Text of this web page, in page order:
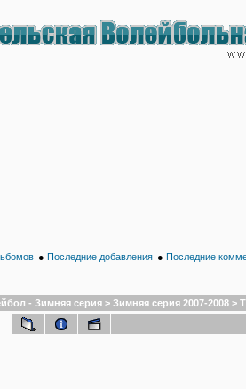
● Последние добавления ● Последние
- Зимняя серия > Зимняя серия 2007-2008 >